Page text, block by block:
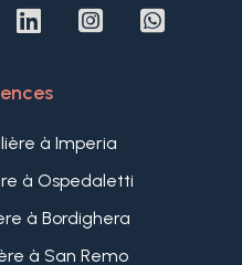
plusieurs niveaux, le
matériaux de qualité et
au sol, d'un système
d'une façade en pierre
à Imperia
à Ospedaletti
à Bordighera
à San Remo